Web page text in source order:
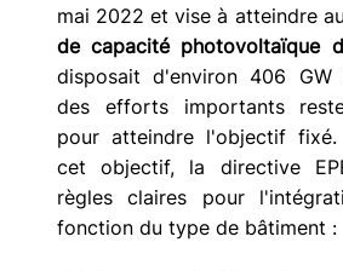
mai 2022 et vise à atteindre
de capacité photovoltaïque
disposait d'environ 406
des efforts importants
pour atteindre l'objectif fixé.
cet objectif, la directive
règles claires pour
fonction du type de bâtiment :